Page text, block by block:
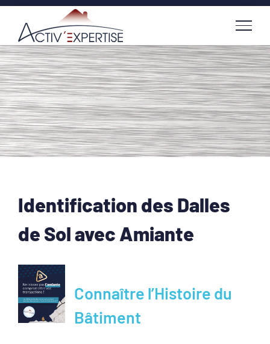
Passer
contenu
Identification des Dalles
de Sol avec Amiante
Voir
l'image
agrandie
Connaître l’Histoire du
Bâtiment